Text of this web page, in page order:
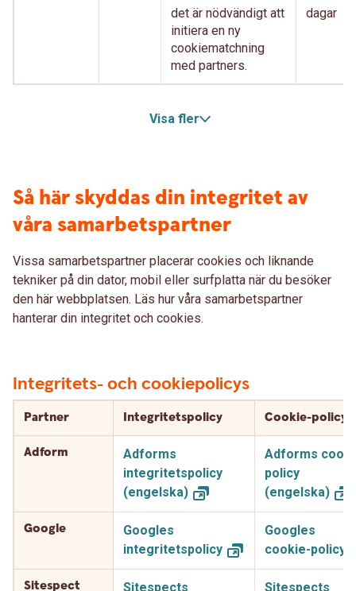
det är nödvändigt att
initiera en ny
cookiematchning
med partners.
dagar
Visa fler
Så här skyddas din integritet av
våra samarbetspartner
Vissa samarbetspartner placerar cookies och liknande
tekniker på din dator, mobil eller surfplatta när du besöker
den här webbplatsen. Läs hur våra samarbetspartner
hanterar din integritet och cookies.
Integritets- och cookiepolicys
Partner Integritetspolicy Cookie-policy
Adform
Adforms
integritetspolicy
(engelska)
Adforms
policy
(engelska)
Google
Googles
integritetspolicy
Googles
cookie-policy
Sitespect
Sitespects
Sitespects